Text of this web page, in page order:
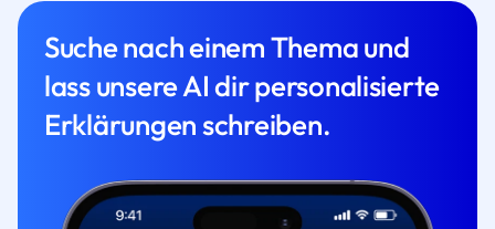
Suche nach einem Thema und
lass unsere AI dir personalisierte
Erklärungen schreiben.